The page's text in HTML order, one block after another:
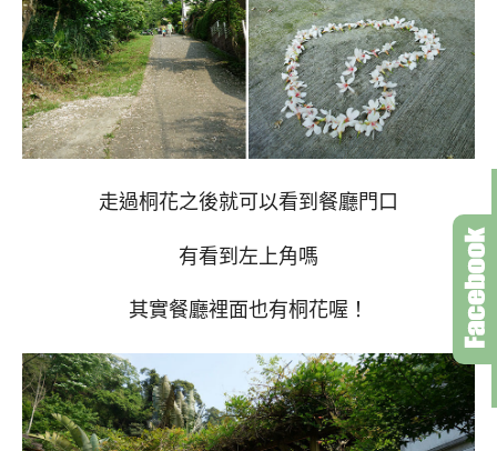
走過桐花之後就可以看到餐廳門口
有看到左上角嗎
其實餐廳裡面也有桐花喔！